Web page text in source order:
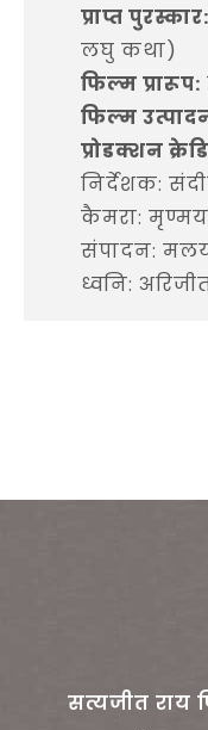
प्राप्त पुरस्कार:
लघु कथा)
फिल्म प्रारूप:
फिल्म
प्रोडक्शन
निर्देशक:
कैमरा:
संपादन:
ध्वनि:
सत्यजीत राय